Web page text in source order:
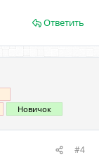
Ответить
Новичок
#4